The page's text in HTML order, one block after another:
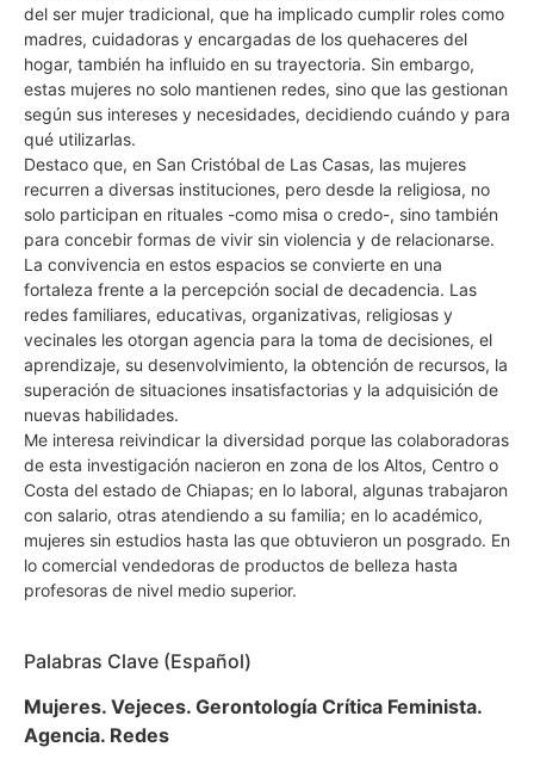
del ser mujer tradicional, que ha implicado cumplir roles como
madres, cuidadoras y encargadas de los quehaceres del
hogar, también ha influido en su trayectoria. Sin embargo,
estas mujeres no solo mantienen redes, sino que las gestionan
según sus intereses y necesidades, decidiendo cuándo y para
qué utilizarlas.
Destaco que, en San Cristóbal de Las Casas, las mujeres
recurren a diversas instituciones, pero desde la religiosa, no
solo participan en rituales -como misa o credo-, sino también
para concebir formas de vivir sin violencia y de relacionarse.
La convivencia en estos espacios se convierte en una
fortaleza frente a la percepción social de decadencia. Las
redes familiares, educativas, organizativas, religiosas y
vecinales les otorgan agencia para la toma de decisiones, el
aprendizaje, su desenvolvimiento, la obtención de recursos, la
superación de situaciones insatisfactorias y la adquisición de
nuevas habilidades.
Me interesa reivindicar la diversidad porque las colaboradoras
de esta investigación nacieron en zona de los Altos, Centro o
Costa del estado de Chiapas; en lo laboral, algunas trabajaron
con salario, otras atendiendo a su familia; en lo académico,
mujeres sin estudios hasta las que obtuvieron un posgrado. En
lo comercial vendedoras de productos de belleza hasta
profesoras de nivel medio superior.
Palabras Clave (Español)
Mujeres. Vejeces. Gerontología Crítica Feminista.
Agencia. Redes